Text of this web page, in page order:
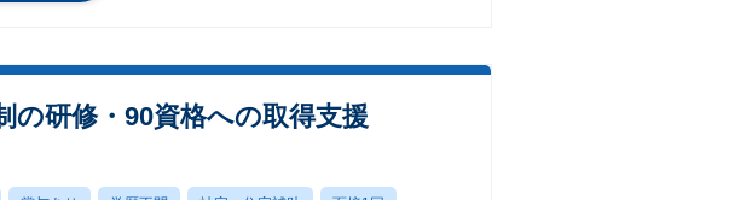
の研修・90資格への取得支援